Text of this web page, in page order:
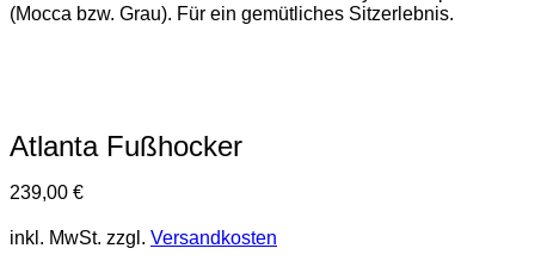
Atlanta Fußhocker
239,00 €
inkl. MwSt. zzgl. Versandkosten